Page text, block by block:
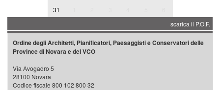
31
scarica il P.O.F.
Ordine degli Architetti, Pianificatori, Paesaggisti e Conservatori delle
Province di Novara e del VCO
Via Avogadro 5
28100 Novara
Codice fiscale 800 102 800 32